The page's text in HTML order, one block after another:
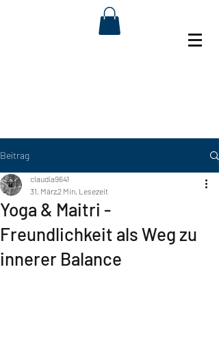
Beitrag
Yoga & Maitri -
Freundlichkeit als Weg zu
innerer Balance
claudia9641
31. März2 Min. Lesezeit